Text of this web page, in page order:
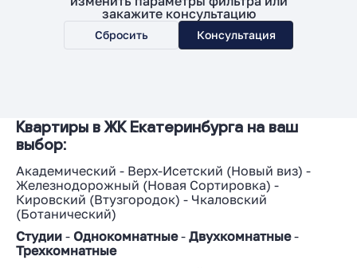
закажите консультацию
Сбросить Консультация
Квартиры в ЖК Екатеринбурга на ваш
выбор:
Академический - Верх-Исетский (Новый виз) -
Железнодорожный (Новая Сортировка) -
Кировский (Втузгородок) - Чкаловский
(Ботанический)
Студии - Однокомнатные- Двухкомнатные-
Трехкомнатные